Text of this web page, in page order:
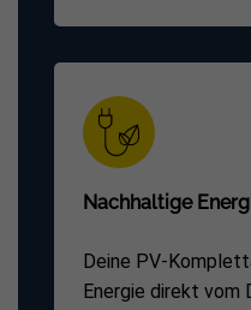
Nachhaltige
Deine PV-
Energie direkt vom